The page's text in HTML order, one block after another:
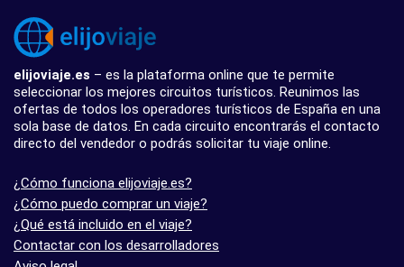
elijoviaje.es – es la plataforma online que te permite
seleccionar los mejores circuitos turísticos. Reunimos las
ofertas de todos los operadores turísticos de España en una
sola base de datos. En cada circuito encontrarás el contacto
directo del vendedor o podrás solicitar tu viaje online.
¿Cómo funciona elijoviaje.es?
¿Cómo puedo comprar un viaje?
¿Qué está incluido en el viaje?
Contactar con los desarrolladores